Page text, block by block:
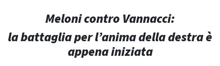
Meloni contro Vannacci:
la battaglia per l’anima della destra è
appena iniziata